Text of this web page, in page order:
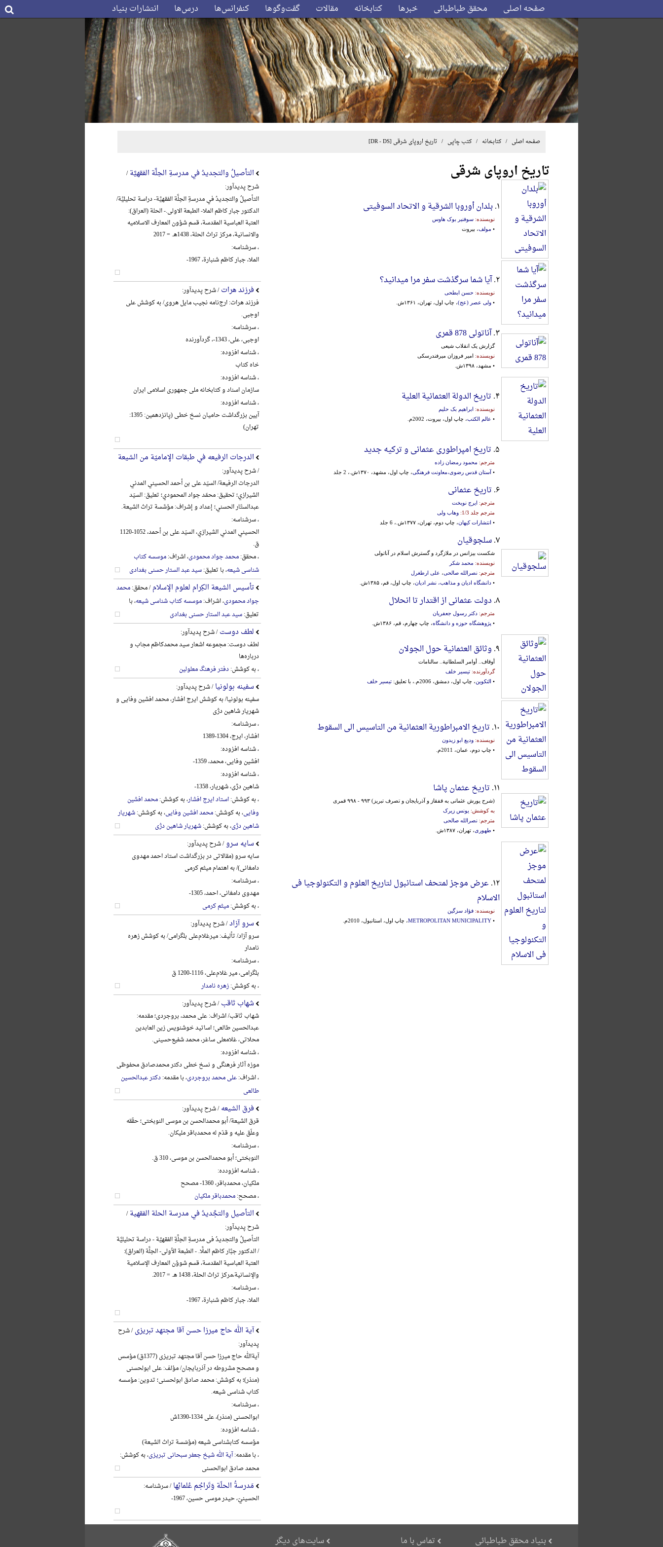
صفحه اصلی محقق طباطبائی خبرها کتابخانه مقالات گفت‌وگوها کنفرانس‌ها درس‌ها انتشارات بنیاد
صفحه اصلی / کتابخانه /کتب چاپی /تاریخ اروپای شرقی[DR - DS]
تاریخ اروپای شرقی
۱. بلدان أوروبا الشرقیة و الاتحاد السوفیتی
نویسنده: سوفنیر بوک هاوس
• مولف، بیروت
۲. آیا شما سرگذشت سفر مرا میدانید؟
نویسنده: حسن ابطحی
• ولی عصر (عج)، چاپ اول، تهران، ۱۳۶۱ش.
۳. آناتولی 878 قمری
گزارش یک انقلاب شیعی
نویسنده: امیر فروزان میرفندرسکی
• مشهد، ۱۳۹۸ش.
۴. تاریخ الدولة العثمانیة العلیة
نویسنده: ابراهیم بک حلیم
• عالم الکتب، چاپ اول، بیروت، 2002م.
۵. تاریخ امپراطوری عثمانی و ترکیه جدید
مترجم: محمود رمضان زاده
• آستان قدس رضوی،معاونت فرهنگی، چاپ اول، مشهد، ۱۳۷۰ش.، 2 جلد
۶. تاریخ عثمانی
مترجم: ایرج نوبخت
مترجم جلد 1/3:
وهاب ولی
• انتشارات کیهان، چاپ دوم، تهران، ۱۳۷۷ش.، 6 جلد
۷. سلجوقیان
شکست بیزانس در ملازگرد و گسترش اسلام در آناتولی
نویسنده: محمد شکر
مترجم: نصرالله صالحی، علی ارطغرل
• دانشگاه ادیان و مذاهب، نشر ادیان، چاپ اول، قم، ۱۳۸۵ش.
۸. دولت عثمانی از اقتدار تا انحلال
مترجم: دکتر رسول جعفریان
• پژوهشگاه حوزه و دانشگاه، چاپ چهارم، قم، ۱۳۸۶ش.
۹. وثائق العثمانیة حول الجولان
أوقاف.. أوامر السلطانیة.. سالنامات
گردآورنده: تیسیر خلف
• التکوین، چاپ اول، دمشق، 2006م.، با تعلیق: تیسیر خلف
۱۰. تاریخ الامبراطوریة العثمانیة من التاسیس الی السقوط
نویسنده: ودیع ابو زیدون
• چاپ دوم، عمان، 2011م.
۱۱. تاریخ عثمان پاشا
(شرح یورش عثمانی به قفقاز و آ‌ذربایجان و تصرف تبریز) ۹۹۳ - ۹۹۸ قمری
به کوشش: یونس زیرک
مترجم: نصرالله صالحی
• طهوری، تهران، ۱۳۸۷ش.
۱۲. عرض موجز لمتحف استانبول لتاریخ العلوم و التکنولوجیا فی
الاسلام
نویسنده: فؤاد سزگین
•
METROPOLITAN MUNICIPALITY، چاپ اول، استانبول، 2010م.
التأصیلُ والتجدیدُ في مدرسةِ الحِلَّة الفقهیَّة/
شرح پدیدآور:
التأصیلُ والتجدیدُ في مدرسةِ الحِلَّة الفقهیَّة- دراسة تحلیلیَّة/
الدکتور جبار کاظم الملا- الطبعة الاولی.- الحلة (العراق):
العتبة العباسیة المقدسة، قسم شؤون المعارف الاسلامیه
والانسانیة، مرکز تراث الحلة، 1438هـ. = 2017
، سرشناسه:
الملا، جبار کاظم شنبارة، 1967-
فرزند هرات/ شرح پدیدآور:
فرزند هرات: ارج‌نامه نجیب مایل هروی/ به کوشش علی
اوجبی.
، سرشناسه:
اوجبی، علی، 1343-، گردآورنده
، شناسه افزوده:
خاه کتاب
، شناسه افزوده:
سازمان اسناد و کتابخانه ملی جمهوری اسلامی ایران
، شناسه افزوده:
آیین بزرگداشت حامیان نسخ خطی (پانزدهمین: 1395:
تهران)
الدرجات الرفیعه في طبقات الإمامیّة من الشیعة
/ شرح پدیدآور:
الدرجات الرفیعة/ السیّد علی بن أحمد الحسیني المدني
الشیرازي؛ تحقیق: محمّد جواد المحمودي؛ تعلیق: السیّد
عبدالستّار الحسني؛ إعداد و إشراف: مؤسَّسة تراث الشیعة.
، سرشناسه:
الحسیني المدني الشیرازي، السیّد علی بن أحمد، 1052-1120
ق.
، محقق:محمد جواد محمودی، اشراف:موسسه کتاب
شناسی شیعه، با تعلیق:سید عبد الستار حسنی بغدادی
تأسیس الشیعة الکِرام لعلوم الإسلام/ محقق:محمد
جواد محمودی، اشراف:موسسه کتاب شناسی شیعه، با
تعلیق:سید عبد الستار حسنی بغدادی
لطف دوست/ شرح پدیدآور:
لطف دوست: مجموعه اشعار سید محمدکاظم مجاب و
درباره‌ها
، به کوشش:دفتر فرهنگ معلولین
سفینه بولونیا/ شرح پدیدآور:
سفینه بولونیا/ به کوشش ایرج افشار، محمد افشین وفایی و
شهریار شاهین دژی
، سرشناسه:
افشار، ایرج، 1304-1389
، شناسه افزوده:
افشین وفایی، محمد، 1359-
، شناسه افزوده:
شاهین دژی، شهریار، 1358-
، به کوشش:استاد ایرج افشار، به کوشش:محمد افشین
وفایی، به کوشش:محمد افشین وفایی، به کوشش:شهریار
شاهین دژی، به کوشش:شهریار شاهین دژی
سایه سرو/ شرح پدیدآور:
سایه سرو (مقالاتی در بزرگداشت استاد احمد مهدوی
دامغانی)/ به اهتمام میثم کرمی
، سرشناسه:
مهدوی دامغانی، احمد، 1305-
، به کوشش:میثم کرمی
سرو آزاد/ شرح پدیدآور:
سرو آزاد/ تألیف: میرغلام‌علی بلگرامی/ به کوشش زهره
نامدار
، سرشناسه:
بلگرامی، میر غلام‌علی، 1116-1200 ق
، به کوشش:زهره نامدار
شهاب ثاقب/ شرح پدیدآور:
شهاب ثاقب/ اشراف: علی محمد، بروجردی؛ مقدمه:
عبدالحسین طالعی؛ اساتید خوشنویس زین العابدین
محلاتی، غلامعلی ساغر، محمد شفیع‌حسینی.
، شناسه افزوده:
موزه آثار فرهنگی و نسخ خطی دکتر محمدصادق محفوظی
، اشراف:علی محمد بروجردی، با مقدمه:دکتر عبدالحسین
طالعی
فرق الشیعه/ شرح پدیدآور:
قرق الشیعة/ أبو محمدالحسن بن موسی النوبختی؛ حقّقه
وعلّق علیه و قدّم له محمدباقر ملیکان.
، سرشناسه:
النوبختی؛ أبو محمدالحسن بن موسی، 310 ق.
، شناسه افزودده:
ملکیان، محمدباقر، 1360- مصحح
، مصحح:محمدباقر ملکیان
التأصیل والتجَّدیدُ في مدرسة الحلة الفقهیة/
شرح پدیدآور:
التأصیلُ والتجدیدُ فی مدرسةِ الحِلَّةِ الفقهیِّة - دراسة تحلیلیَّة
/ الدکتور جبَّار کاظم الملَّا. - الطبعة الأولی- الحِلَّة (العراق):
العتبة العباسیة المقدسة، قسم شوؤن المعارف الإسلامیة
والإنسانیة،‌مرکز تراث الحلة، 1438 هـ. = 2017.
، سرشناسه:
الملا، جبار کاظم شنبارة، 1967-
آیة الله حاج میرزا حسن آقا مجتهد تبریزی/ شرح
پدیدآور:
آیةالله حاج میرزا حسن آقا مجتهد تبریزی (1377ق) مؤسس
و مصحح مشروطه در آذربایجان/ مؤلف: علی ابولحسنی
(منذر)؛ به کوشش: محمد صادق ابولحسنی؛ تدوین: مؤسسه
کتاب شناسی شیعه.
، سرشناسه:
ابوالحسنی (منذر)، علی 1334-1390ش
، شناسه افزوده:
مؤسسه کتابشناسی شیعه (مؤسّسة تراث الشیعة)
، با مقدمه:آیة الله شیخ جعفر سبحانی تبریزی، به کوشش:
محمد صادق ابوالحسنی
مَدرسةُ الحلّة وَتَراجُم عُلمائِها/ سرشناسه:
الحسینيّ، حیدر موسی حسین، 1967-
بنیاد محقق طباطبائی تماس با ما سایت‌های دیگر